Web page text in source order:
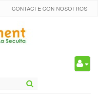
CONTACTE CON NOSOTROS